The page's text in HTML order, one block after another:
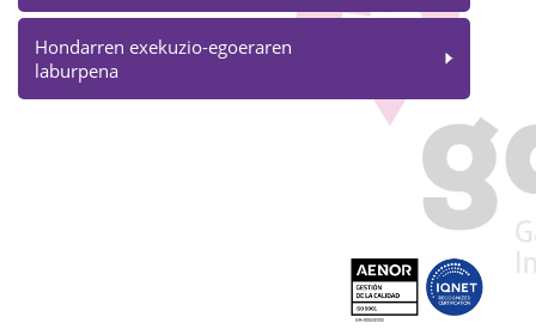
Hondarren exekuzio-egoeraren
laburpena